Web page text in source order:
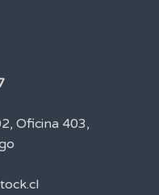
Oficina 403,